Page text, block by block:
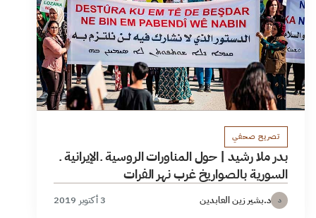
تصريح صحفي
بدر ملا رشيد | حول المناورات الروسية ـ الإيرانية ـ
السورية بالصواريخ غرب نهر الفرات
د د.بشير زين العابدين 3 أكتوبر 2019